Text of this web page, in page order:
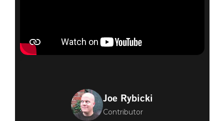
Joe Rybicki
Contributor